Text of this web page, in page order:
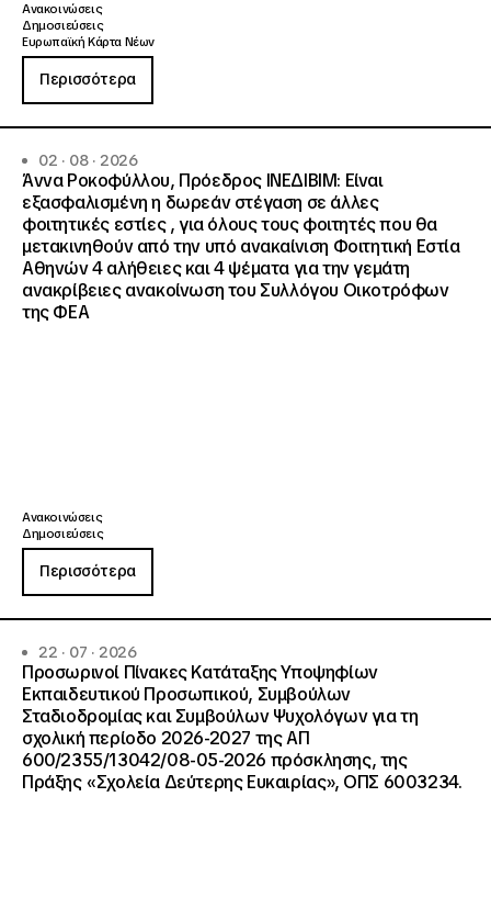
Ανακοινώσεις
Δημοσιεύσεις
Ευρωπαϊκή Κάρτα Νέων
Περισσότερα
02 · 08 · 2026
Άννα Ροκοφύλλου, Πρόεδρος ΙΝΕΔΙΒΙΜ: Είναι
εξασφαλισμένη η δωρεάν στέγαση σε άλλες
φοιτητικές εστίες , για όλους τους φοιτητές που θα
μετακινηθούν από την υπό ανακαίνιση Φοιτητική Εστία
Αθηνών 4 αλήθειες και 4 ψέματα για την γεμάτη
ανακρίβειες ανακοίνωση του Συλλόγου Οικοτρόφων
της ΦΕΑ
Ανακοινώσεις
Δημοσιεύσεις
Περισσότερα
22 · 07 · 2026
Προσωρινοί Πίνακες Κατάταξης Υποψηφίων
Εκπαιδευτικού Προσωπικού, Συμβούλων
Σταδιοδρομίας και Συμβούλων Ψυχολόγων για τη
σχολική περίοδο 2026-2027 της ΑΠ
600/2355/13042/08-05-2026 πρόσκλησης, της
Πράξης «Σχολεία Δεύτερης Ευκαιρίας», ΟΠΣ 6003234.